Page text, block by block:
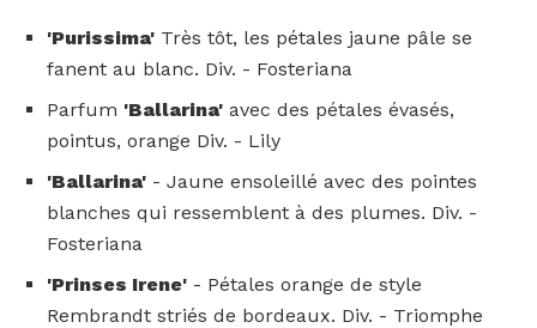
'Purissima' Très tôt, les pétales jaune pâle se
fanent au blanc. Div. - Fosteriana
Parfum 'Ballarina' avec des pétales évasés,
pointus, orange Div. - Lily
'Ballarina' - Jaune ensoleillé avec des pointes
blanches qui ressemblent à des plumes. Div. -
Fosteriana
'Prinses Irene' - Pétales orange de style
Rembrandt striés de bordeaux. Div. - Triomphe